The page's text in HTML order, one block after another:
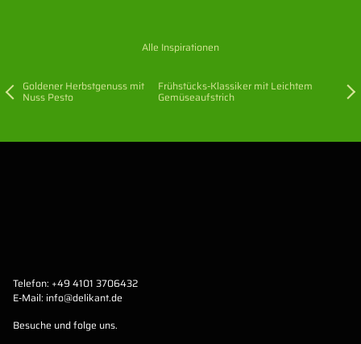
Goldener Herbstgenuss mit
Nuss Pesto
Alle Inspirationen
Frühstücks-Klassiker mit Leichtem
Gemüseaufstrich
Telefon: +49 4101 3706432
E-Mail: info@delikant.de
Besuche und folge uns.